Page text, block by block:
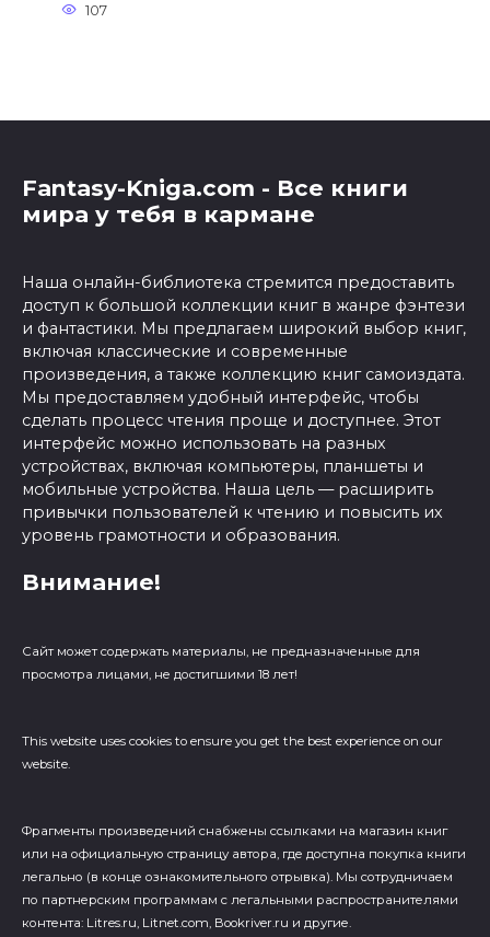
107
Fantasy-Kniga.com - Все книги
мира у тебя в кармане
Наша онлайн-библиотека стремится предоставить
доступ к большой коллекции книг в жанре фэнтези
и фантастики. Мы предлагаем широкий выбор книг,
включая классические и современные
произведения, а также коллекцию книг самоиздата.
Мы предоставляем удобный интерфейс, чтобы
сделать процесс чтения проще и доступнее. Этот
интерфейс можно использовать на разных
устройствах, включая компьютеры, планшеты и
мобильные устройства. Наша цель — расширить
привычки пользователей к чтению и повысить их
уровень грамотности и образования.
Внимание!
Сайт может содержать материалы, не предназначенные для
просмотра лицами, не достигшими 18 лет!
This website uses cookies to ensure you get the best experience on our
website.
Фрагменты произведений cнабжены ссылками на магазин книг
или на официальную страницу автора, где доступна покупка книги
легально (в конце ознакомительного отрывка). Мы сотрудничаем
по партнерским программам с легальными распространителями
контента: Litres.ru, Litnet.com, Bookriver.ru и другие.